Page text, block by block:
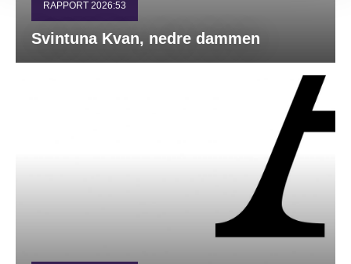
RAPPORT 2026:53
Svintuna Kvan, nedre dammen